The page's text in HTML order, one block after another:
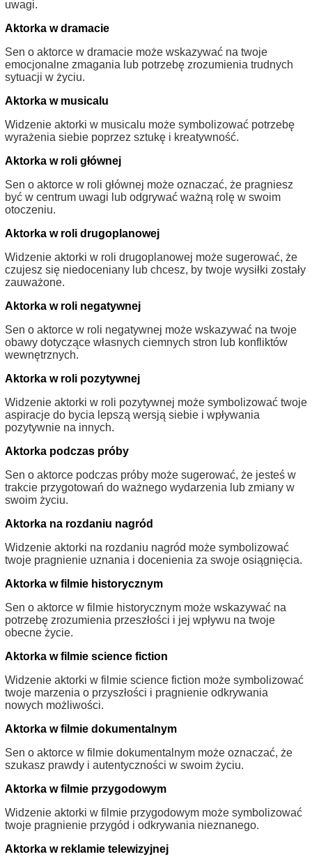
uwagi.
Aktorka w dramacie
Sen o aktorce w dramacie może wskazywać na twoje
emocjonalne zmagania lub potrzebę zrozumienia trudnych
sytuacji w życiu.
Aktorka w musicalu
Widzenie aktorki w musicalu może symbolizować potrzebę
wyrażenia siebie poprzez sztukę i kreatywność.
Aktorka w roli głównej
Sen o aktorce w roli głównej może oznaczać, że pragniesz
być w centrum uwagi lub odgrywać ważną rolę w swoim
otoczeniu.
Aktorka w roli drugoplanowej
Widzenie aktorki w roli drugoplanowej może sugerować, że
czujesz się niedoceniany lub chcesz, by twoje wysiłki zostały
zauważone.
Aktorka w roli negatywnej
Sen o aktorce w roli negatywnej może wskazywać na twoje
obawy dotyczące własnych ciemnych stron lub konfliktów
wewnętrznych.
Aktorka w roli pozytywnej
Widzenie aktorki w roli pozytywnej może symbolizować twoje
aspiracje do bycia lepszą wersją siebie i wpływania
pozytywnie na innych.
Aktorka podczas próby
Sen o aktorce podczas próby może sugerować, że jesteś w
trakcie przygotowań do ważnego wydarzenia lub zmiany w
swoim życiu.
Aktorka na rozdaniu nagród
Widzenie aktorki na rozdaniu nagród może symbolizować
twoje pragnienie uznania i docenienia za swoje osiągnięcia.
Aktorka w filmie historycznym
Sen o aktorce w filmie historycznym może wskazywać na
potrzebę zrozumienia przeszłości i jej wpływu na twoje
obecne życie.
Aktorka w filmie science fiction
Widzenie aktorki w filmie science fiction może symbolizować
twoje marzenia o przyszłości i pragnienie odkrywania
nowych możliwości.
Aktorka w filmie dokumentalnym
Sen o aktorce w filmie dokumentalnym może oznaczać, że
szukasz prawdy i autentyczności w swoim życiu.
Aktorka w filmie przygodowym
Widzenie aktorki w filmie przygodowym może symbolizować
twoje pragnienie przygód i odkrywania nieznanego.
Aktorka w reklamie telewizyjnej